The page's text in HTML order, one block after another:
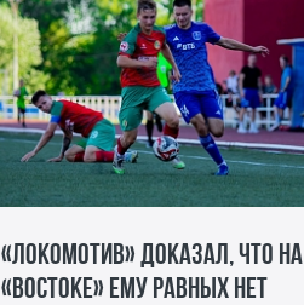
«Локомотив» доказал, что на
«Востоке» ему равных нет